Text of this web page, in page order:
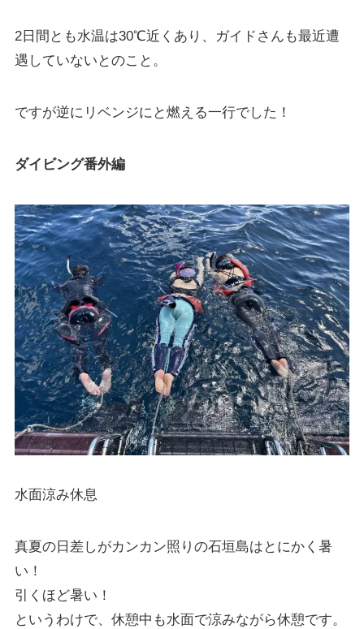
2日間とも水温は30℃近くあり、ガイドさんも最近遭
遇していないとのこと。
ですが逆にリベンジにと燃える一行でした！
ダイビング番外編
水面涼み休息
真夏の日差しがカンカン照りの石垣島はとにかく暑
い！
引くほど暑い！
というわけで、休憩中も水面で涼みながら休憩です。